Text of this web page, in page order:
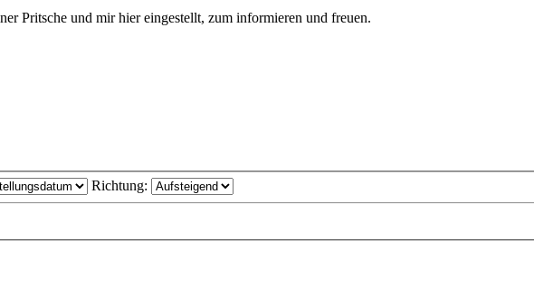
Pritsche und mir hier eingestellt, zum informieren und freuen.
Richtung: